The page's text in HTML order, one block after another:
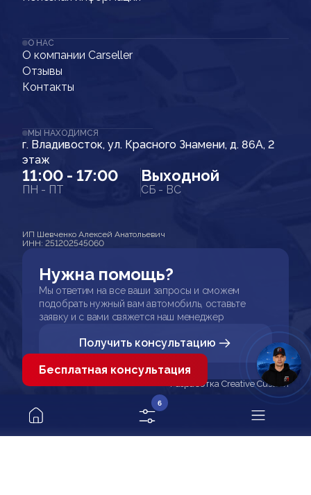
О НАС
О компании Carseller
Отзывы
Контакты
МЫ НАХОДИМСЯ
г. Владивосток, ул. Красного Знамени, д. 86А, 2
этаж
11:00 - 17:00
ПН - ПТ
Выходной
СБ - ВС
ИП Шевченко Алексей Анатольевич
ИНН: 251202545060
Нужна помощь?
Мы ответим на все ваши запросы и сможем
подобрать нужный вам автомобиль, оставьте
заявку и с вами свяжется наш менеджер
Получить консультацию
Разработка Creative Custom
6
Бесплатная консультация